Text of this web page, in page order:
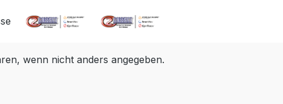
wenn nicht anders angegeben.